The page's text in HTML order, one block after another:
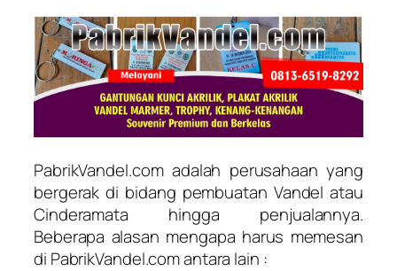
PabrikVandel.com adalah perusahaan yang
bergerak di bidang pembuatan Vandel atau
Cinderamata hingga penjualannya.
Beberapa alasan mengapa harus memesan
di PabrikVandel.com antara lain :